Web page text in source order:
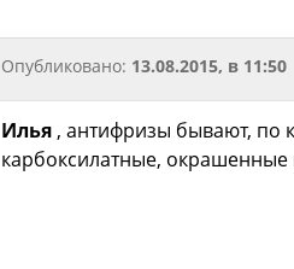
Опубликовано: 13.08.2015, в 11:50
Илья , антифризы бывают, по
карбоксилатные, окрашенные